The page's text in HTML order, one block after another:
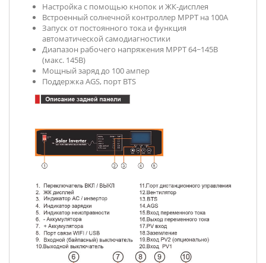
Настройка с помощью кнопок и ЖК-дисплея
Встроенный солнечной контроллер MPPT на 100A
Запуск от постоянного тока и функция
автоматической самодиагностики
Диапазон рабочего напряжения MPPT 64~145В
(макс. 145В)
Мощный заряд до 100 ампер
Поддержка AGS, порт BTS